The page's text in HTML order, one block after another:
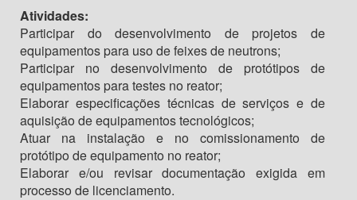
Atividades:
Participar do desenvolvimento de projetos de
equipamentos para uso de feixes de neutrons;
Participar no desenvolvimento de protótipos de
equipamentos para testes no reator;
Elaborar especificações técnicas de serviços e de
aquisição de equipamentos tecnológicos;
Atuar na instalação e no comissionamento de
protótipo de equipamento no reator;
Elaborar e/ou revisar documentação exigida em
processo de licenciamento.